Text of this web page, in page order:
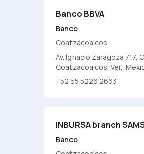
Banco BBVA
Banco
Coatzacoalcos
Av. Ignacio Zaragoza 717,
Coatzacoalcos, Ver.,
+52 55 5226 2663
INBURSA branch
Banco